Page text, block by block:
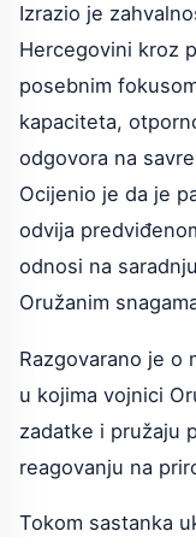
Izrazio je
Hercegovini kroz
posebnim
kapaciteta,
odgovora na
Ocijenio je da je
odvija
odnosi na
Oružanim
Razgovarano je o
u kojima vojnici
zadatke i pružaju
reagovanju na
Tokom sastanka